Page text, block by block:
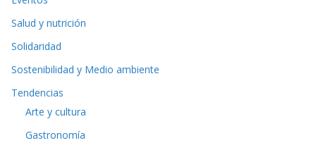
Salud y nutrición
Solidaridad
Sostenibilidad y Medio ambiente
Tendencias
Arte y cultura
Gastronomía